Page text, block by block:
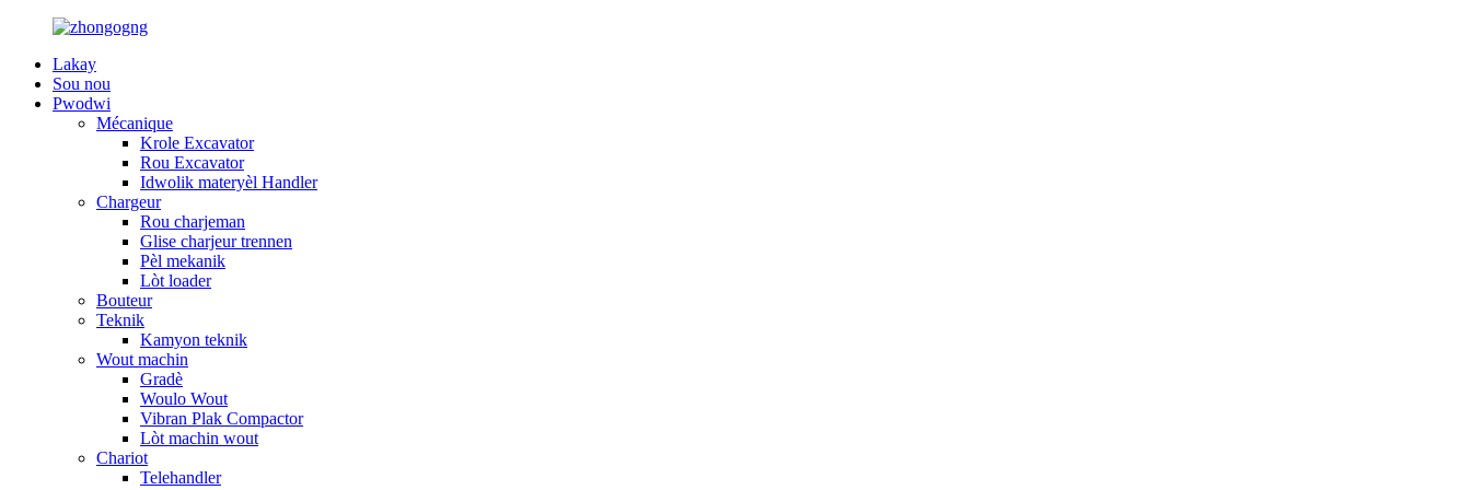
Lakay
Sou nou
Pwodwi
Mécanique
Krole Excavator
Rou Excavator
Idwolik materyèl Handler
Chargeur
Rou charjeman
Glise charjeur trennen
Pèl mekanik
Lòt loader
Bouteur
Teknik
Kamyon teknik
Wout machin
Gradè
Woulo Wout
Vibran Plak Compactor
Lòt machin wout
Chariot
Telehandler